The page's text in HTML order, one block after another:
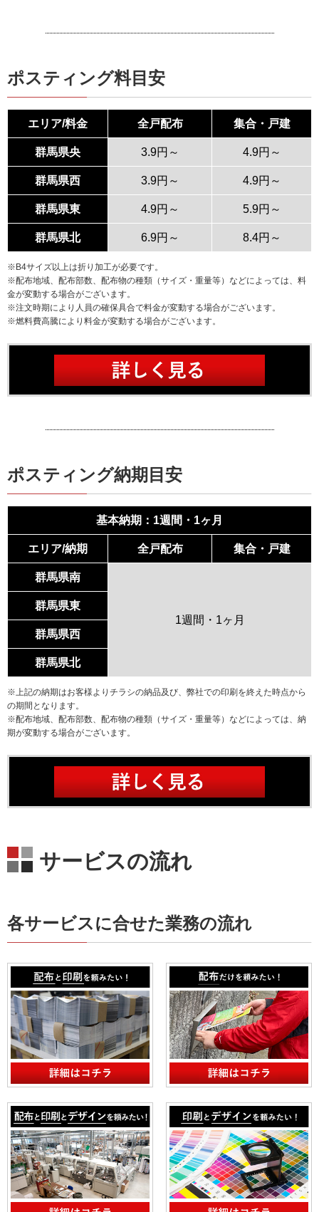
ポスティング料目安
エリア/料金 全戸配布 集合・戸建
群馬県央 3.9円～ 4.9円～
群馬県西 3.9円～ 4.9円～
群馬県東 4.9円～ 5.9円～
群馬県北 6.9円～ 8.4円～
※B4サイズ以上は折り加工が必要です。
※配布地域、配布部数、配布物の種類（サイズ・重量等）などによっては、料
金が変動する場合がございます。
※注文時期により人員の確保具合で料金が変動する場合がございます。
※燃料費高騰により料金が変動する場合がございます。
ポスティング納期目安
基本納期：1週間・1ヶ月
エリア/納期 全戸配布 集合・戸建
群馬県南
1週間・1ヶ月
群馬県東
群馬県西
群馬県北
※上記の納期はお客様よりチラシの納品及び、弊社での印刷を終えた時点から
の期間となります。
※配布地域、配布部数、配布物の種類（サイズ・重量等）などによっては、納
期が変動する場合がございます。
サービスの流れ
各サービスに合せた業務の流れ